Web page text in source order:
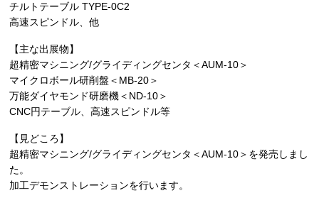
チルトテーブル TYPE-0C2
高速スピンドル、他
【主な出展物】
超精密マシニング/グライディングセンタ＜AUM-10＞
マイクロボール研削盤＜MB-20＞
万能ダイヤモンド研磨機＜ND-10＞
CNC円テーブル、高速スピンドル等
【見どころ】
超精密マシニング/グライディングセンタ＜AUM-10＞を発売しまし
た。
加工デモンストレーションを行います。